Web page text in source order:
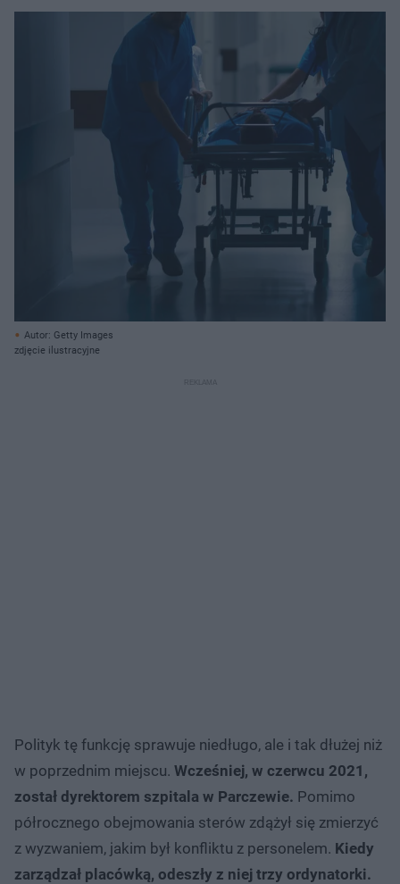
Autor: Getty Images
zdjęcie ilustracyjne
Polityk tę funkcję sprawuje niedługo, ale i tak dłużej niż
w poprzednim miejscu. Wcześniej, w czerwcu 2021,
został dyrektorem szpitala w Parczewie. Pomimo
półrocznego obejmowania sterów zdążył się zmierzyć
z wyzwaniem, jakim był konfliktu z personelem. Kiedy
zarządzał placówką, odeszły z niej trzy ordynatorki.